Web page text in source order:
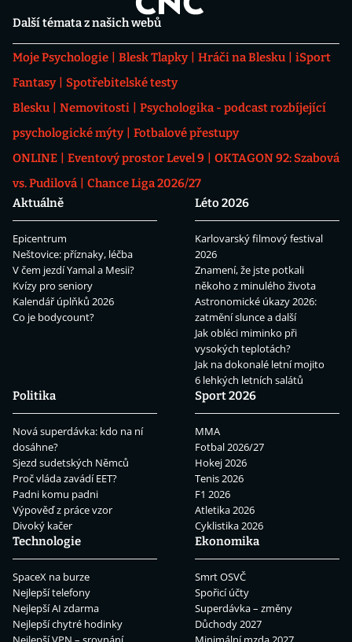
Další témata z našich webů
Moje Psychologie Blesk Tlapky Hráči na Blesku
iSport
Fantasy
Spotřebitelské testy
Blesku
Nemovitosti
Psychologika - podcast rozbíjející
psychologické mýty
Fotbalové přestupy
ONLINE
Eventový prostor Level 9
OKTAGON 92: Szabová
vs. Pudilová
Chance Liga 2026/27
Aktuálně
Epicentrum
Neštovice: příznaky, léčba
V čem jezdí Yamal a Mesii?
Kvízy pro seniory
Kalendář úplňků 2026
Co je bodycount?
Léto 2026
Karlovarský filmový festival
2026
Znamení, že jste potkali
někoho z minulého života
Astronomické úkazy 2026:
zatmění slunce a další
Jak obléci miminko při
vysokých teplotách?
Jak na dokonalé letní mojito
6 lehkých letních salátů
Politika
Nová superdávka: kdo na ní
dosáhne?
Sjezd sudetských Němců
Proč vláda zavádí EET?
Padni komu padni
Výpověď z práce vzor
Divoký kačer
Sport 2026
MMA
Fotbal 2026/27
Hokej 2026
Tenis 2026
F1 2026
Atletika 2026
Cyklistika 2026
Technologie
SpaceX na burze
Nejlepší telefony
Nejlepší AI zdarma
Nejlepší chytré hodinky
Ekonomika
Smrt OSVČ
Spořicí účty
Superdávka – změny
Důchody 2027